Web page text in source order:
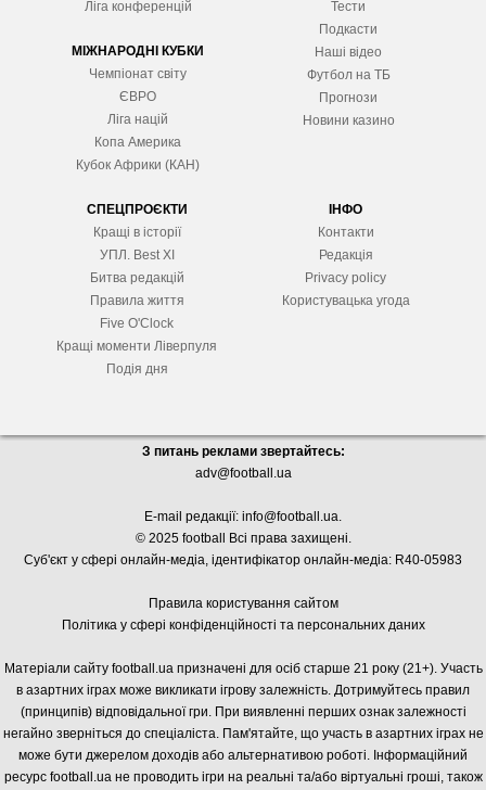
Ліга конференцій
МІЖНАРОДНІ КУБКИ
Чемпіонат світу
ЄВРО
Ліга націй
Копа Америка
Кубок Африки (КАН)
Тести
Подкасти
Наші відео
Футбол на ТБ
Прогнози
Новини казино
СПЕЦПРОЄКТИ
Кращі в історії
УПЛ. Best XІ
Битва редакцій
Правила життя
Five O'Clock
Кращі моменти Ліверпуля
Подія дня
ІНФО
Контакти
Редакція
Privacy policy
Користувацька угода
З питань реклами звертайтесь:
adv@football.ua
E-mail редакції: info@football.ua.
© 2025 football Всі права захищені.
Суб'єкт у сфері онлайн-медіа, ідентифікатор онлайн-медіа: R40-05983
Правила користування сайтом
Політика у сфері конфіденційності та персональних даних
Матеріали сайту football.ua призначені для осіб старше 21 року (21+). Участь
в азартних іграх може викликати ігрову залежність. Дотримуйтесь правил
(принципів) відповідальної гри. При виявленні перших ознак залежності
негайно зверніться до спеціаліста. Пам'ятайте, що участь в азартних іграх не
може бути джерелом доходів або альтернативою роботі. Інформаційний
ресурс football.ua не проводить ігри на реальні та/або віртуальні гроші, також